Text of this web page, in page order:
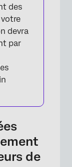
des
devra
par
de